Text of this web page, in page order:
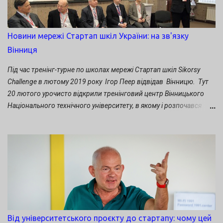
Technology Co., (Китай) Валерій Пичко - тренер Стартап-школи
Sikorsky Challenge, головний редактор видання Startup News На
заключному занятті свої проєкти презентували: Володимир
Барасюк. Проєкт " Ферментативний спосіб виробництва
вуглецево-нейтрального палива" Денис Москаленко. Проєкт
"Диригент" - комплекс стрільби і управління вогнем міномета"
Наталія Ярошенко. Проєкт "Магазин...
Новини мережі Стартап шкіл України: на зв'язку
Вінниця
Під час тренінг-турне по школах мережі Стартап шкіл Sikorsy
Challenge в лютому 2019 року Ігор Пеер відвідав Вінницю. Тут
20 лютого урочисто відкрили тренінговий центр Вінницького
Національного технічного університету, в якому і розпочався
Набувати нових інновативних бізнесових умінь нині взялися не
лише студенти ВНТУ, а й інших вишів обласного центру.
Долучилися й учні Вінницької фізико-математичної гімназії №17.
Від університетського проєкту до стартапу: чому цей